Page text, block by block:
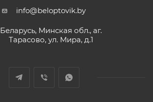
info@beloptovik.by
Беларусь, Минская обл., аг.
Тарасово, ул. Мира, д.1